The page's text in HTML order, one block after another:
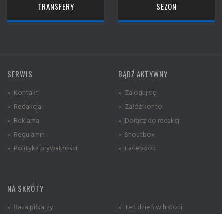
TRANSFERY SEZON
SERWIS
» Kontakt
» Redakcja
» Reklama
» Regulamin
» Polityka prywatności
BĄDŹ AKTYWNY
» Zaloguj się
» Załóż konto
» Dołącz do redakcji
» Shoutbox
» Facebook
NA SKRÓTY
» Baza piłkarzy
» Ten dzień w historii